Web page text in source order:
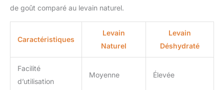
de goût comparé au levain naturel.
Caractéristiques
Levain
Naturel
Levain
Déshydraté
Facilité
d’utilisation
Moyenne Élevée